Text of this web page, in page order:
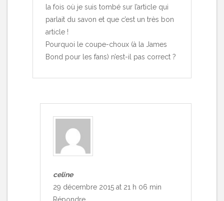
la fois où je suis tombé sur l’article qui
parlait du savon et que c’est un très bon
article !
Pourquoi le coupe-choux (à la James
Bond pour les fans) n’est-il pas correct ?
celine
29 décembre 2015 at 21 h 06 min
Répondre